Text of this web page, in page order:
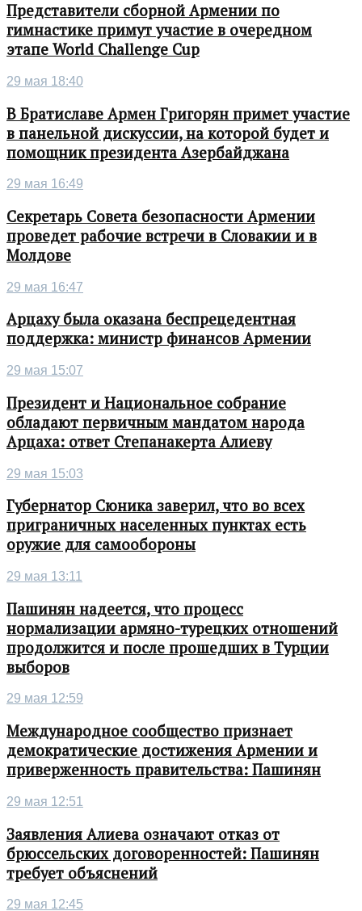
Представители сборной Армении по
гимнастике примут участие в очередном
этапе World Challenge Cup
29 мая 18:40
В Братиславе Армен Григорян примет участие
в панельной дискуссии, на которой будет и
помощник президента Азербайджана
29 мая 16:49
Секретарь Совета безопасности Армении
проведет рабочие встречи в Словакии и в
Молдове
29 мая 16:47
Арцаху была оказана беспрецедентная
поддержка: министр финансов Армении
29 мая 15:07
Президент и Национальное собрание
обладают первичным мандатом народа
Арцаха: ответ Степанакерта Алиеву
29 мая 15:03
Губернатор Сюника заверил, что во всех
приграничных населенных пунктах есть
оружие для самообороны
29 мая 13:11
Пашинян надеется, что процесс
нормализации армяно-турецких отношений
продолжится и после прошедших в Турции
выборов
29 мая 12:59
Международное сообщество признает
демократические достижения Армении и
приверженность правительства: Пашинян
29 мая 12:51
Заявления Алиева означают отказ от
брюссельских договоренностей: Пашинян
требует объяснений
29 мая 12:45